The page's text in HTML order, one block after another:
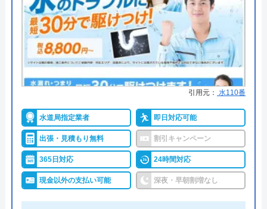
●支払い方法 現金、クレジットカード
●累計実績
●保証・保険
最大5年の無料保証PL保険賠償責
詳細は公式HPでご確認ください
広島水道センターがおすすめの理由
広島水道センターは、広島県内全域を対象エリアと
する、蛇口などの給水工事、排水工事や排水管のメ
ンテナンスをはじめ水回りのさまざまな修理や工事
を行う会社です。ほぼ全域である22の市町の水道局
引用元： 水110番
水道局指定業者 即日対応可能
出張・見積もり無料 割引キャンペーン
365日対応 24時間対応
現金以外の支払い可能 深夜・早朝割増なし